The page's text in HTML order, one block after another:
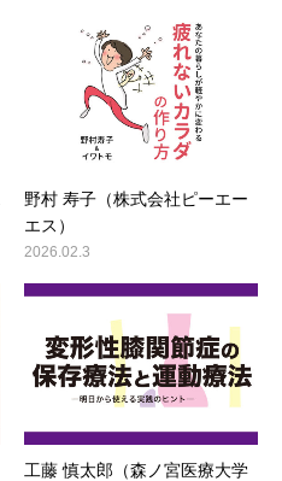
野村 寿子（株式会社ピーエー
エス）
2026.02.3
工藤 慎太郎（森ノ宮医療大学